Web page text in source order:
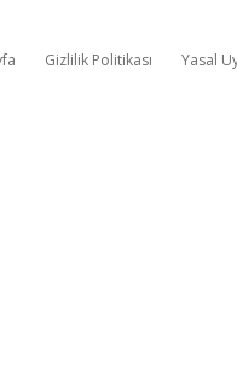
Gizlilik Politikası Yasal